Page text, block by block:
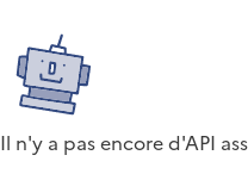
Il n'y a pas encore d'API